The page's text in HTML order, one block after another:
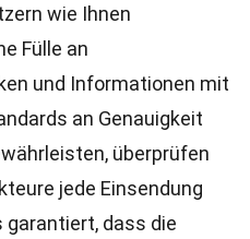
wie Ihnen
Fülle an
und Informationen mit
an Genauigkeit
überprüfen
jede Einsendung
garantiert, dass die